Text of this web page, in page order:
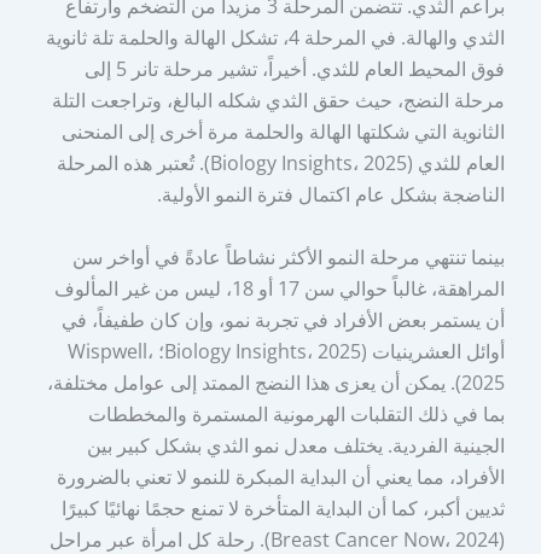
براعم الثدي. تتضمن المرحلة 3 مزيداً من التضخم وارتفاع
الثدي والهالة. في المرحلة 4، تشكل الهالة والحلمة تلة ثانوية
فوق المحيط العام للثدي. أخيراً، تشير مرحلة تانر 5 إلى
مرحلة النضج، حيث حقق الثدي شكله البالغ، وتراجعت التلة
الثانوية التي شكلتها الهالة والحلمة مرة أخرى إلى المنحنى
العام للثدي (Biology Insights، 2025). تُعتبر هذه المرحلة
الناضجة بشكل عام اكتمال فترة النمو الأولية.
بينما تنتهي مرحلة النمو الأكثر نشاطاً عادةً في أواخر سن
المراهقة، غالباً حوالي سن 17 أو 18، ليس من غير المألوف
أن يستمر بعض الأفراد في تجربة نمو، وإن كان طفيفاً، في
أوائل العشرينيات (Biology Insights، 2025؛ Wispwell،
2025). يمكن أن يعزى هذا النضج الممتد إلى عوامل مختلفة،
بما في ذلك التقلبات الهرمونية المستمرة والمخططات
الجينية الفردية. يختلف معدل نمو الثدي بشكل كبير بين
الأفراد، مما يعني أن البداية المبكرة للنمو لا تعني بالضرورة
ثديين أكبر، كما أن البداية المتأخرة لا تمنع حجمًا نهائيًا كبيرًا
(Breast Cancer Now، 2024). رحلة كل امرأة عبر مراحل